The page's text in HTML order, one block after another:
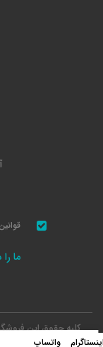
ما
کلیه حقوق این